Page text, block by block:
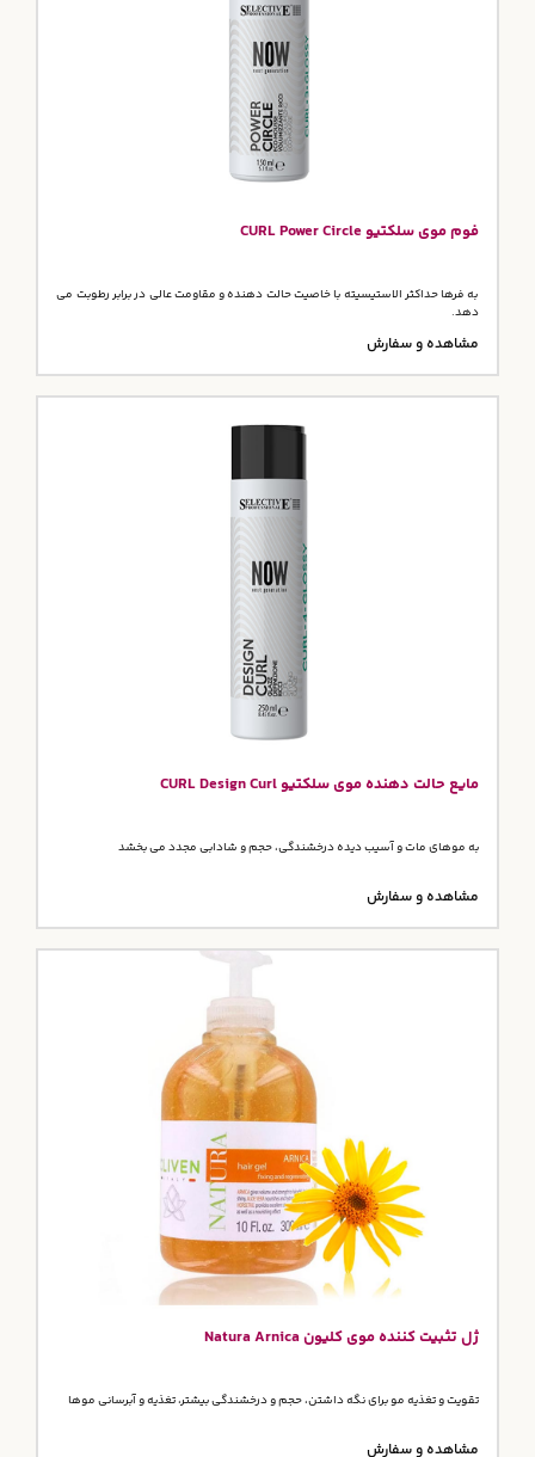
فوم موی سلکتیو CURL Power Circle
به فرها حداکثر الاستیسیته با خاصیت حالت دهنده و مقاومت عالی در برابر رطوبت می
دهد.
مشاهده و سفارش
مایع حالت دهنده موی سلکتیو CURL Design Curl
به موهای مات و آسیب دیده درخشندگی، حجم و شادابی مجدد می بخشد
مشاهده و سفارش
ژل تثبیت کننده موی کلیون Natura Arnica
تقویت و تغذیه مو برای نگه داشتن، حجم و درخشندگی بیشتر، تغذیه و آبرسانی موها
مشاهده و سفارش